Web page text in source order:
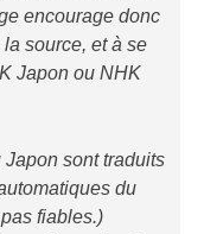
encourage donc
source, et à se
Japon ou NHK
sont traduits
du
fiables.)